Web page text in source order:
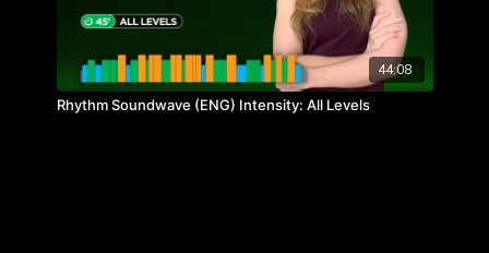
44:08
Rhythm Soundwave (ENG) Intensity: All Levels